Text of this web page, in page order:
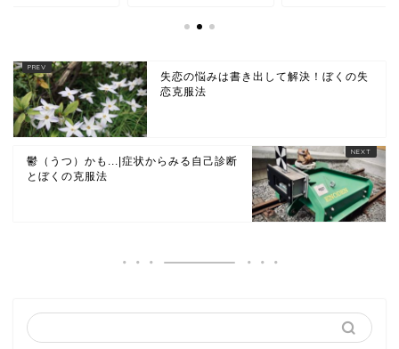
失恋の悩みは書き出して解決！ぼくの失
恋克服法
鬱（うつ）かも...|症状からみる自己診断
とぼくの克服法